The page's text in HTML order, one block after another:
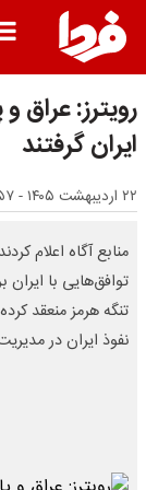
رویترز: عراق
ایران گرفتند
۲۲ اردیبهشت ۱۴۰۵ - ۲۲:۵۷
منابع آگاه اعلام
تنگه هرمز منعقد
نفوذ ایران در